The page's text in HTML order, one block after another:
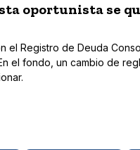
oportunista se
el Registro de Deuda
el fondo, un cambio de